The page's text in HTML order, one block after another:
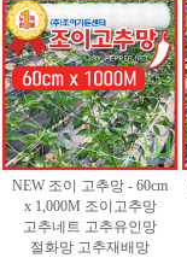
NEW 조이 고추망 - 60cm
x 1,000M 조이고추망
고추네트 고추유인망
절화망 고추재배망